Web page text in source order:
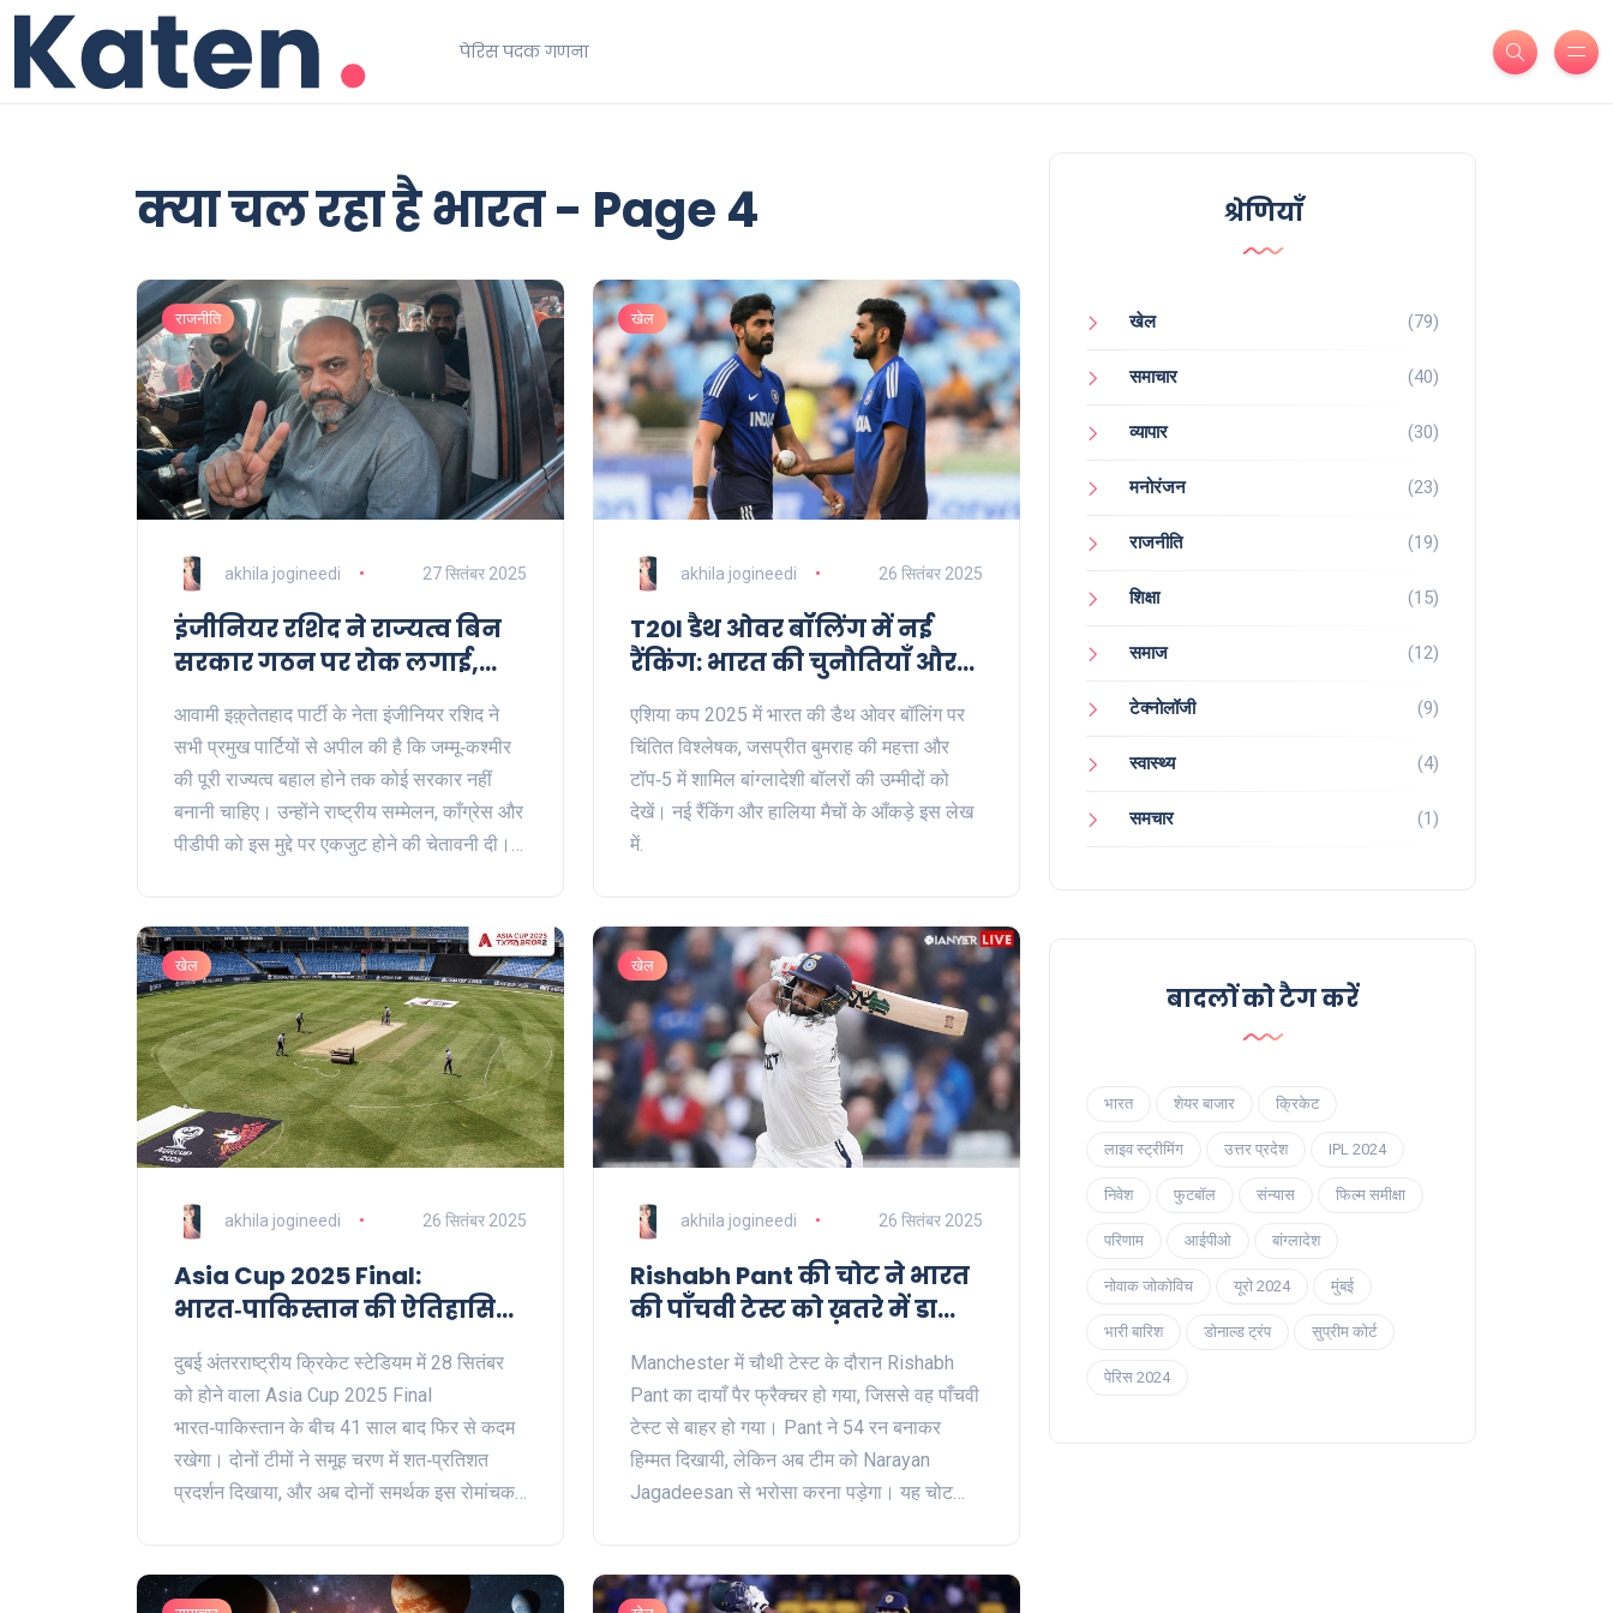
पेरिस पदक गणना
क्या चल रहा है भारत - Page 4
राजनीति
akhila jogineedi 27 सितंबर 2025
इंजीनियर रशिद ने राज्यत्व बिन
सरकार गठन पर रोक लगाई,
जम्मू‑कश्मीर में राजनीतिक
तनाव
आवामी इक़़्तेतहाद पार्टी के नेता इंजीनियर रशिद ने
सभी प्रमुख पार्टियों से अपील की है कि जम्मू‑कश्मीर
की पूरी राज्यत्व बहाल होने तक कोई सरकार नहीं
बनानी चाहिए। उन्होंने राष्ट्रीय सम्मेलन, काँग्रेस और
पीडीपी को इस मुद्दे पर एकजुट होने की चेतावनी दी।
खेल
akhila jogineedi 26 सितंबर 2025
T20I डैथ ओवर बॉलिंग में नई
रैंकिंग: भारत की चुनौतियाँ और
बांग्लादेशी बॉलरों का उदय
एशिया कप 2025 में भारत की डैथ ओवर बॉलिंग पर
चिंतित विश्लेषक, जसप्रीत बुमराह की महत्ता और
टॉप‑5 में शामिल बांग्लादेशी बॉलरों की उम्मीदों को
देखें। नई रैंकिंग और हालिया मैचों के आँकड़े इस लेख
में.
खेल
akhila jogineedi 26 सितंबर 2025
Asia Cup 2025 Final:
भारत‑पाकिस्तान की ऐतिहासिक
टक्करी दुबई में 28‑सितंबर
दुबई अंतरराष्ट्रीय क्रिकेट स्टेडियम में 28 सितंबर
को होने वाला Asia Cup 2025 Final
भारत‑पाकिस्तान के बीच 41 साल बाद फिर से कदम
रखेगा। दोनों टीमों ने समूह चरण में शत‑प्रतिशत
प्रदर्शन दिखाया, और अब दोनों समर्थक इस रोमांचक
खेल
akhila jogineedi 26 सितंबर 2025
Rishabh Pant की चोट ने भारत
की पाँचवी टेस्ट को ख़तरे में डाला,
प्रतिस्थापन
Manchester में चौथी टेस्ट के दौरान Rishabh
Pant का दायाँ पैर फ्रैक्चर हो गया, जिससे वह पाँचवी
टेस्ट से बाहर हो गया। Pant ने 54 रन बनाकर
हिम्मत दिखायी, लेकिन अब टीम को Narayan
Jagadeesan से भरोसा करना पड़ेगा। यह चोट
Jaiswal संभावित उम्मीदवार हैं। पाँचवी टेस्ट 31
श्रेणियाँ
खेल (79)
समाचार (40)
व्यापार (30)
मनोरंजन (23)
राजनीति (19)
शिक्षा (15)
समाज (12)
टेक्नोलॉजी (9)
स्वास्थ्य (4)
समचार (1)
बादलों को टैग करें
भारत शेयर बाजार क्रिकेट
लाइव स्ट्रीमिंग उत्तर प्रदेश IPL 2024
निवेश फुटबॉल संन्यास फिल्म समीक्षा
परिणाम आईपीओ बांग्लादेश
नोवाक जोकोविच यूरो 2024 मुंबई
भारी बारिश डोनाल्ड ट्रंप सुप्रीम कोर्ट
पेरिस 2024